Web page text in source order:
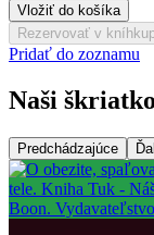
Vložiť do košíka
Rezervovať v
Pridať do zoznamu
Naši
Predchádzajúce